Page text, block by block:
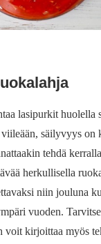
lasipurkit huolella
säilyvyys on
tehdä
herkullisella
niin jouluna
vuoden.
voit kirjoittaa myös